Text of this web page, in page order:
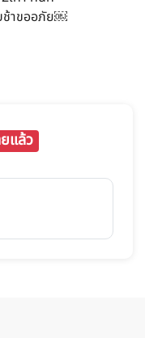
ช้าขออภัย￼
แล้ว